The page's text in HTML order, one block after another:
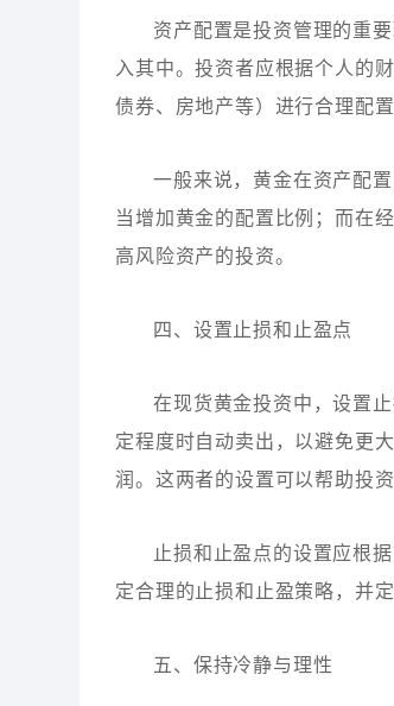
资产配置是投资管理的重
入其中。投资者应根据个人的
债券、房地产等）进行合理配
一般来说，黄金在资产配
当增加黄金的配置比例；而在
高风险资产的投资。
四、设置止损和止盈点
在现货黄金投资中，设置
定程度时自动卖出，以避免更
润。这两者的设置可以帮助投
止损和止盈点的设置应根
定合理的止损和止盈策略，并
五、保持冷静与理性